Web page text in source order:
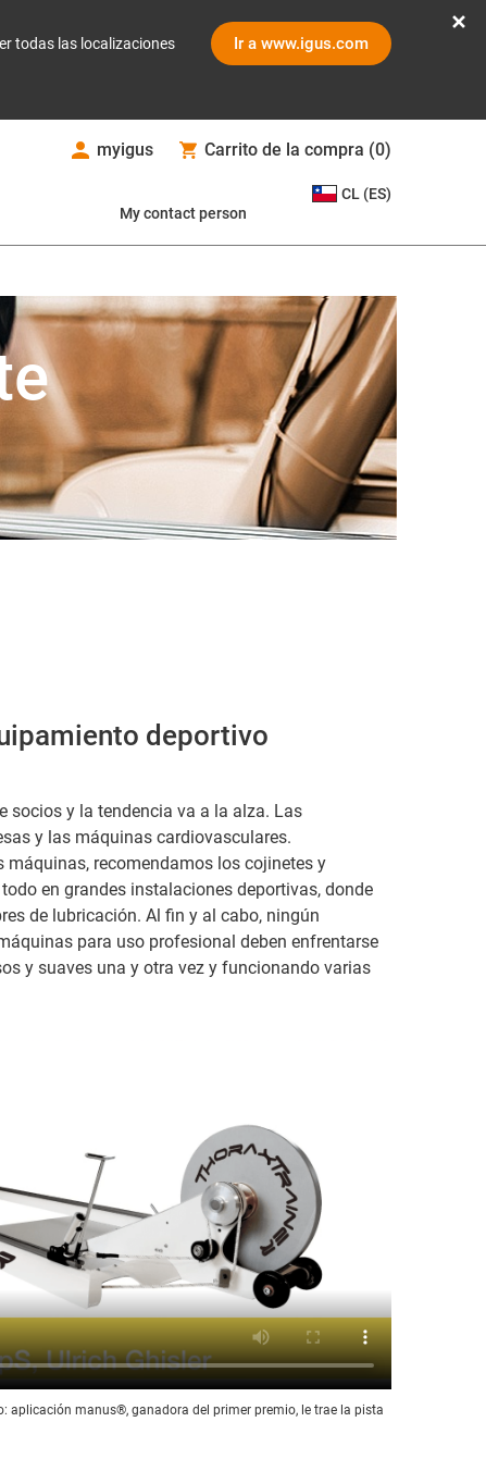
todas las localizaciones Ir a www.igus.com
myigus Carrito de la compra (0)
My contact person
CL (ES)
deportivo
socios y la tendencia va a la alza. Las
y las máquinas cardiovasculares.
recomendamos los cojinetes y
en grandes instalaciones deportivas, donde
de lubricación. Al fin y al cabo, ningún
para uso profesional deben enfrentarse
y suaves una y otra vez y funcionando varias
aplicación manus®, ganadora del primer premio, le trae la pista